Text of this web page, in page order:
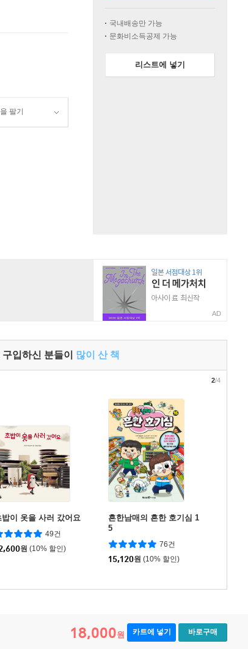
팔기
국내배송만 가능
문화비소득공제 가능
리스트에 넣기
AD
입하신 분들이 많이 산 책
밥이 옷을 사러 갔어요
49건
원 (10% 할인)
흔한남매의 흔한 호기심 1
5
76건
15,120원 (10% 할인)
2/4
18,000원 카트에 넣기 바로구매